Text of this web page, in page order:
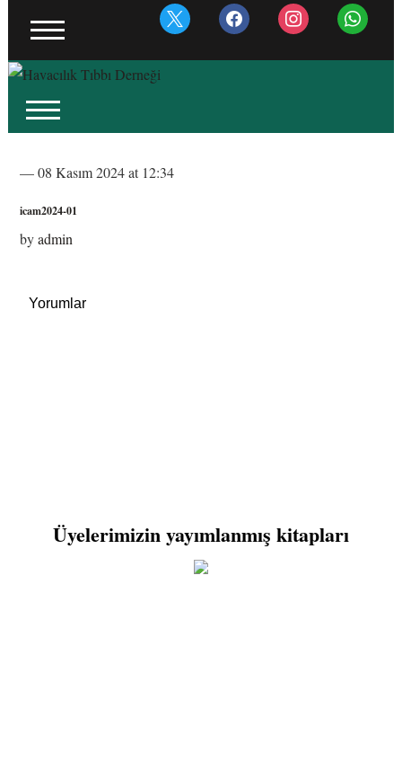
x facebook instagram whatsapp
— 08 Kasım 2024 at 12:34
icam2024-01
byadmin
Yorumlar
Üyelerimizin yayımlanmış kitapları